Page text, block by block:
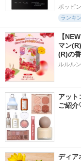
ポッピ
ランキ
【
マン
(R)の
ルルルン
アット
ご紹
ディア